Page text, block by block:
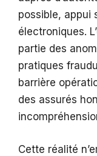
possible, appui
électroniques.
partie des
pratiques
barrière
des assurés
Cette réalité